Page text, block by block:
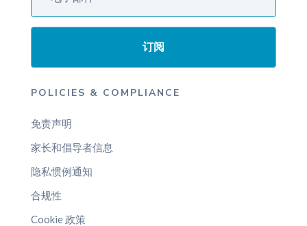
订阅
POLICIES & COMPLIANCE
免责声明
家长和倡导者信息
隐私惯例通知
合规性
Cookie 政策